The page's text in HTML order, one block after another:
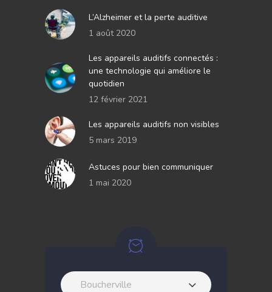
L’Alzheimer et la perte auditive
1 août 2020
Les appareils auditifs connectés :
une technologie qui améliore le
quotidien
12 février 2021
Les appareils auditifs non visibles
5 mars 2019
Astuces pour bien communiquer
1 mai 2020
Boucherville